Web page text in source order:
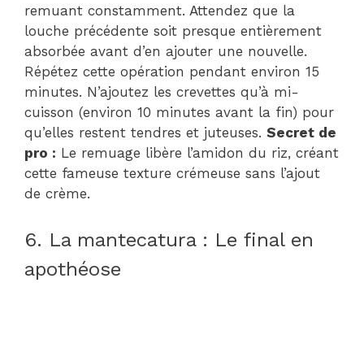
remuant constamment. Attendez que la
louche précédente soit presque entièrement
absorbée avant d’en ajouter une nouvelle.
Répétez cette opération pendant environ 15
minutes. N’ajoutez les crevettes qu’à mi-
cuisson (environ 10 minutes avant la fin) pour
qu’elles restent tendres et juteuses. Secret de
pro : Le remuage libère l’amidon du riz, créant
cette fameuse texture crémeuse sans l’ajout
de crème.
6. La mantecatura : Le final en
apothéose